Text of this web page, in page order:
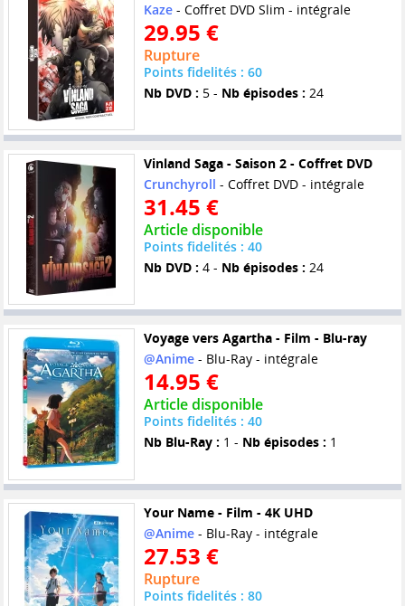
Kaze- Coffret DVD Slim - intégrale
29.95 €
Rupture
Points fidelités : 60
Nb DVD : 5 - Nb épisodes : 24
Vinland Saga - Saison 2 - Coffret DVD
Crunchyroll - Coffret DVD - intégrale
31.45 €
Article disponible
Points fidelités : 40
Nb DVD : 4 - Nb épisodes : 24
Voyage vers Agartha - Film - Blu-ray
@Anime- Blu-Ray - intégrale
14.95 €
Article disponible
Points fidelités : 40
Nb Blu-Ray : 1 - Nb épisodes : 1
Your Name - Film - 4K UHD
@Anime- Blu-Ray - intégrale
27.53 €
Rupture
Points fidelités : 80